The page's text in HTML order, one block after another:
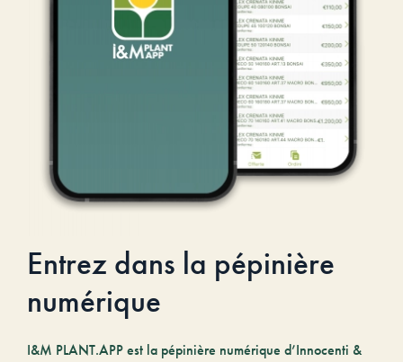
Entrez dans la pépinière
numérique
I&M PLANT.APP est la pépinière numérique d’Innocenti &